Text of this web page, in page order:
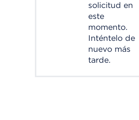
solicitud en
este
momento.
Inténtelo de
nuevo más
tarde.